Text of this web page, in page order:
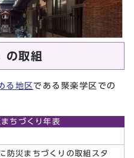
の取組
る地区である聚楽学区での
ちづくり年表
防災まちづくりの取組スタ